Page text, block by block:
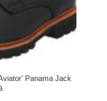
Panama Jack